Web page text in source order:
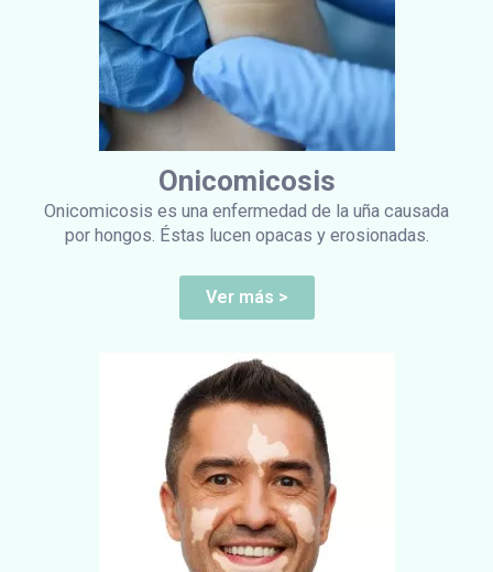
Onicomicosis
Onicomicosis es una enfermedad de la uña causada
por hongos. Éstas lucen opacas y erosionadas.
Ver más >